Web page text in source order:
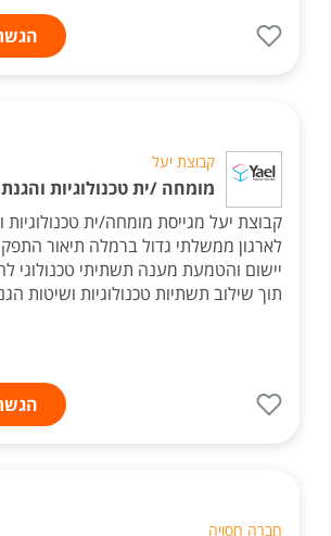
קבוצת יעל
מומחה /ית טכנולוגיות
קבוצת יעל מגייסת מומחה/ית טכנולוגיות
לארגון ממשלתי גדול ברמלה תיאור
יישום והטמעת מענה תשתיתי טכנולוגי
תוך שילוב תשתיות טכנולוגיות ושיטות
חברה חסויה